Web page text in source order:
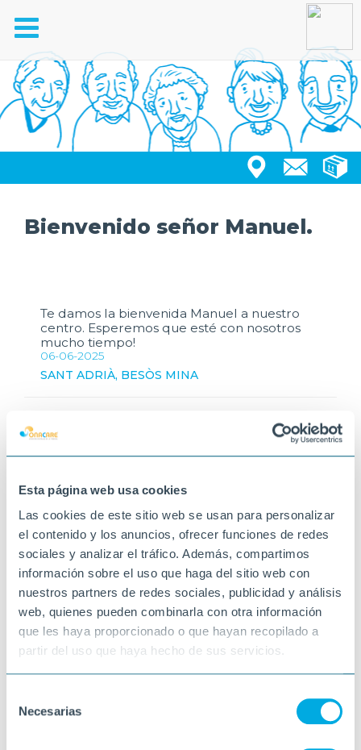
Esta página web usa cookies
Las cookies de este sitio web se usan para personalizar
el contenido y los anuncios, ofrecer funciones de redes
sociales y analizar el tráfico. Además, compartimos
información sobre el uso que haga del sitio web con
nuestros partners de redes sociales, publicidad y análisis
web, quienes pueden combinarla con otra información
que les haya proporcionado o que hayan recopilado a
partir del uso que haya hecho de sus servicios.
Necesarias
Toggle
navigation
Bienvenido señor Manuel.
Te damos la bienvenida Manuel a nuestro
centro. Esperemos que esté con nosotros
mucho tiempo!
06-06-2025
SANT ADRIÀ, BESÒS MINA